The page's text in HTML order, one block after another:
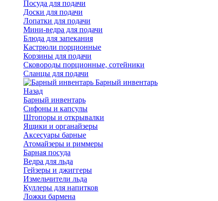
Посуда для подачи
Доски для подачи
Лопатки для подачи
Мини-ведра для подачи
Блюда для запекания
Кастрюли порционные
Корзины для подачи
Сковороды порционные, сотейники
Сланцы для подачи
Барный инвентарь
Назад
Барный инвентарь
Сифоны и капсулы
Штопоры и открывалки
Ящики и органайзеры
Аксесуары барные
Атомайзеры и риммеры
Барная посуда
Ведра для льда
Гейзеры и джиггеры
Измельчители льда
Куллеры для напитков
Ложки бармена